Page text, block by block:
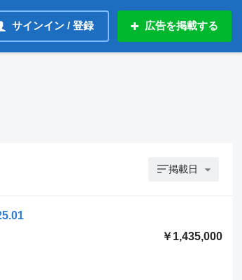
サインイン / 登録 広告を掲載する
掲載日
￥1,435,000